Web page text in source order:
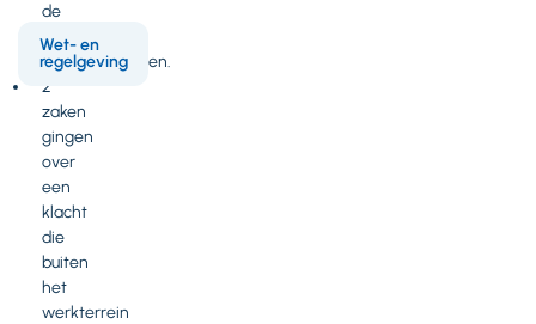
de
formele
innamevereisten.
2
zaken
gingen
over
een
klacht
die
buiten
het
werkterrein
Wet- en
regelgeving